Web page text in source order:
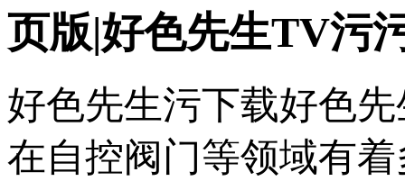
页版|好色先生TV污
好色先生污下载好色
在自控阀门等领域有着